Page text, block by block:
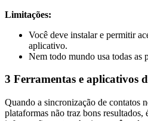
Limitações:
Você deve instalar e permitir
aplicativo.
Nem todo mundo usa todas as
3 Ferramentas e aplicativos
Quando a sincronização de contatos
plataformas não traz bons resultados,